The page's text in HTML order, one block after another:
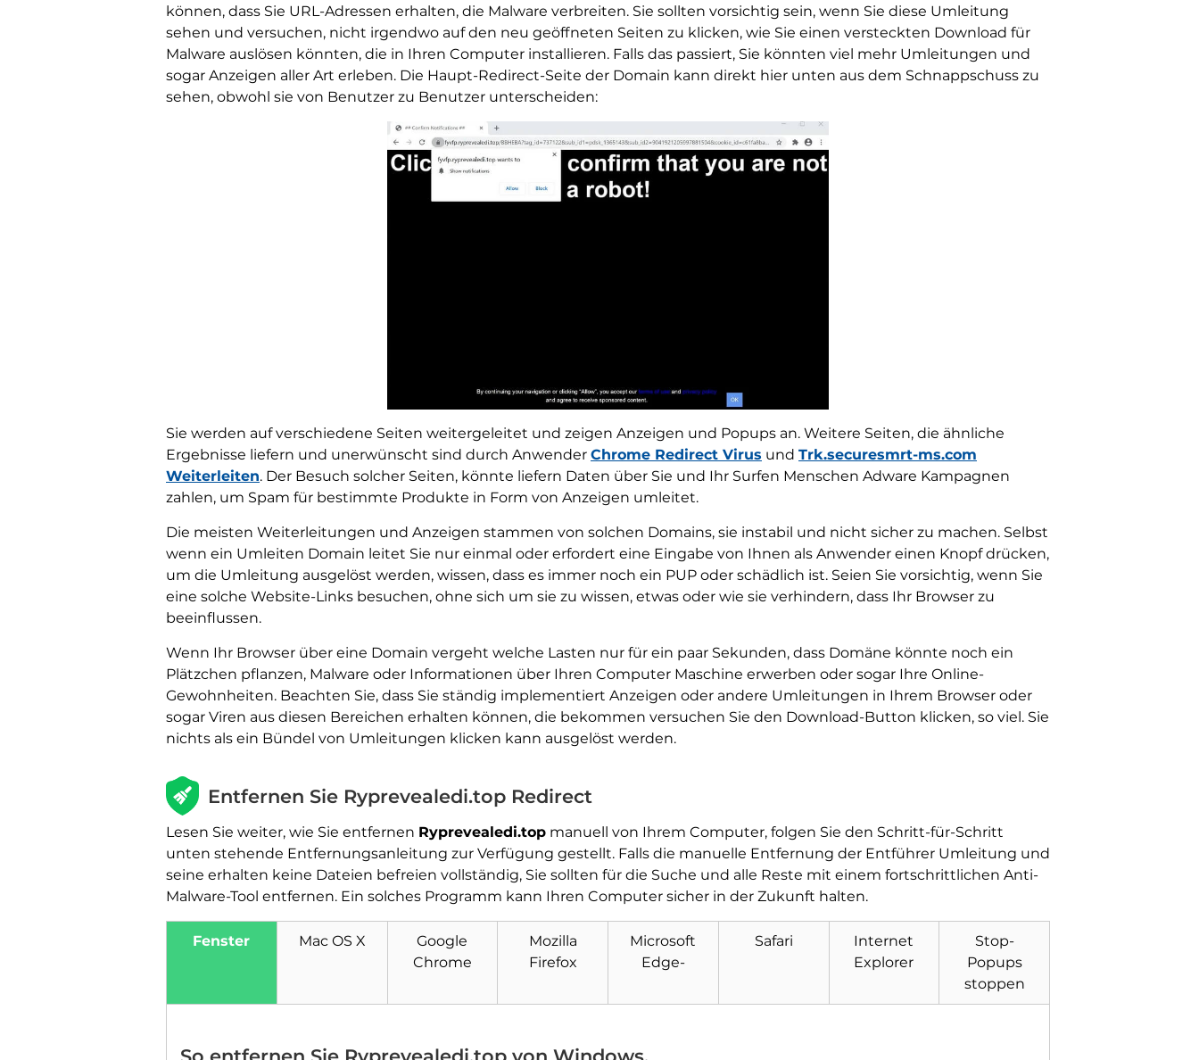
können, dass Sie URL-Adressen erhalten, die Malware verbreiten. Sie sollten vorsichtig sein, wenn Sie diese Umleitung
sehen und versuchen, nicht irgendwo auf den neu geöffneten Seiten zu klicken, wie Sie einen versteckten Download für
Malware auslösen könnten, die in Ihren Computer installieren. Falls das passiert, Sie könnten viel mehr Umleitungen und
sogar Anzeigen aller Art erleben. Die Haupt-Redirect-Seite der Domain kann direkt hier unten aus dem Schnappschuss zu
sehen, obwohl sie von Benutzer zu Benutzer unterscheiden:
Sie werden auf verschiedene Seiten weitergeleitet und zeigen Anzeigen und Popups an. Weitere Seiten, die ähnliche
Ergebnisse liefern und unerwünscht sind durch Anwender Chrome Redirect Virus und Trk.securesmrt-ms.com
Weiterleiten. Der Besuch solcher Seiten, könnte liefern Daten über Sie und Ihr Surfen Menschen Adware Kampagnen
zahlen, um Spam für bestimmte Produkte in Form von Anzeigen umleitet.
Die meisten Weiterleitungen und Anzeigen stammen von solchen Domains, sie instabil und nicht sicher zu machen. Selbst
wenn ein Umleiten Domain leitet Sie nur einmal oder erfordert eine Eingabe von Ihnen als Anwender einen Knopf drücken,
um die Umleitung ausgelöst werden, wissen, dass es immer noch ein PUP oder schädlich ist. Seien Sie vorsichtig, wenn Sie
eine solche Website-Links besuchen, ohne sich um sie zu wissen, etwas oder wie sie verhindern, dass Ihr Browser zu
beeinflussen.
Wenn Ihr Browser über eine Domain vergeht welche Lasten nur für ein paar Sekunden, dass Domäne könnte noch ein
Plätzchen pflanzen, Malware oder Informationen über Ihren Computer Maschine erwerben oder sogar Ihre Online-
Gewohnheiten. Beachten Sie, dass Sie ständig implementiert Anzeigen oder andere Umleitungen in Ihrem Browser oder
sogar Viren aus diesen Bereichen erhalten können, die bekommen versuchen Sie den Download-Button klicken, so viel. Sie
nichts als ein Bündel von Umleitungen klicken kann ausgelöst werden.
Entfernen Sie Ryprevealedi.top Redirect
Lesen Sie weiter, wie Sie entfernen Ryprevealedi.top manuell von Ihrem Computer, folgen Sie den Schritt-für-Schritt
unten stehende Entfernungsanleitung zur Verfügung gestellt. Falls die manuelle Entfernung der Entführer Umleitung und
seine erhalten keine Dateien befreien vollständig, Sie sollten für die Suche und alle Reste mit einem fortschrittlichen Anti-
Malware-Tool entfernen. Ein solches Programm kann Ihren Computer sicher in der Zukunft halten.
Fenster Mac OS X
Google
Chrome
Mozilla
Firefox
Microsoft
Edge-
Safari
Internet
Explorer
Stop-
Popups
stoppen
Herunterladen
Malware Removal Tool